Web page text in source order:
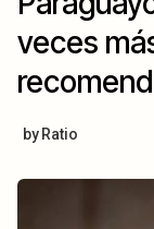
veces
by Ratio